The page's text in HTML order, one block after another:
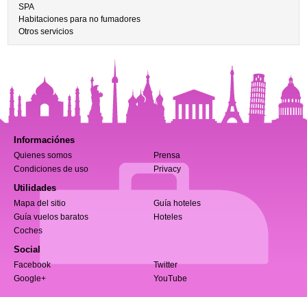
SPA
Habitaciones para no fumadores
Otros servicios
Informaciónes
Quienes somos
Prensa
Condiciones de uso
Privacy
Utilidades
Mapa del sitio
Guía hoteles
Guía vuelos baratos
Hoteles
Coches
Social
Facebook
Twitter
Google+
YouTube